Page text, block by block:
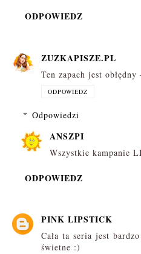
ODPOWIEDZ
ZUZKAPISZE.PL
Ten zapach jest
ODPOWIEDZ
Odpowiedzi
ANSZPI
Wszystkie kampanie
ODPOWIEDZ
PINK LIPSTICK
Cała ta seria jest
świetne :)